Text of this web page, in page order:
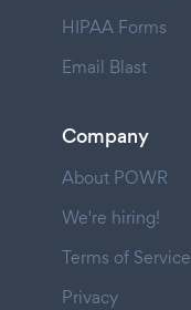
HIPAA Forms
Email Blast
Company
About POWR
We're hiring!
Terms of Service
Privacy